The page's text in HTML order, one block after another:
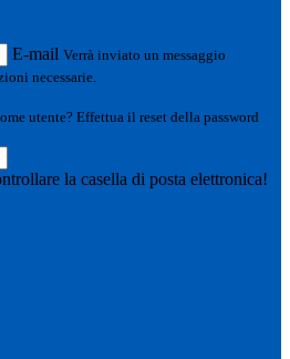
E-mail Verrà inviato un messaggio
necessarie.
utente? Effettua il reset della password
la casella di posta elettronica!